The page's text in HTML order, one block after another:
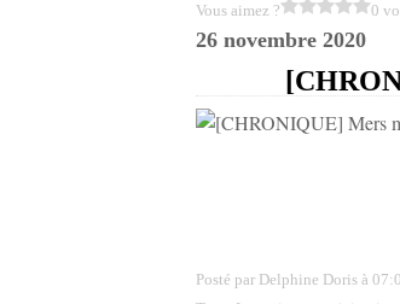
Vous aimez ? 0
26 novembre 2020
Posté par Delphine Doris à